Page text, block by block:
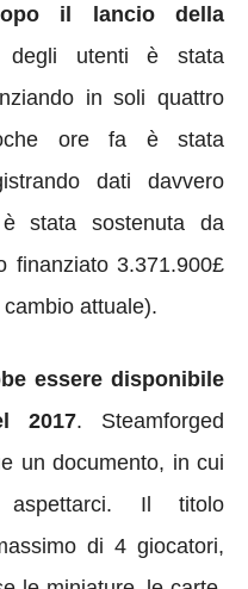
il lancio della
utenti è stata
in soli quattro
ore fa è stata
dati davvero
stata sostenuta da
finanziato 3.371.900£
attuale).
essere disponibile
2017. Steamforged
un documento, in cui
Il titolo
di 4 giocatori,